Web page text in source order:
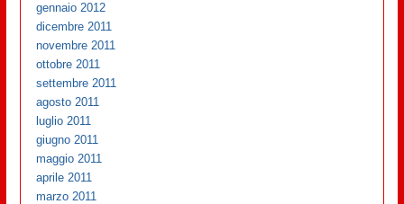
gennaio 2012
dicembre 2011
novembre 2011
ottobre 2011
settembre 2011
agosto 2011
luglio 2011
giugno 2011
maggio 2011
aprile 2011
marzo 2011